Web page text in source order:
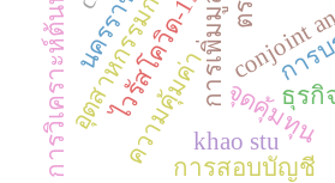
ไวรัสโควิด-19การเพิ่มมูลค่า กา
ธุรกิ
จุดคุ้มทุน
ความคุ้มค่า
การวิเคราะห์ต้นทุน conjoint
การสอบบัญชี
khao stu